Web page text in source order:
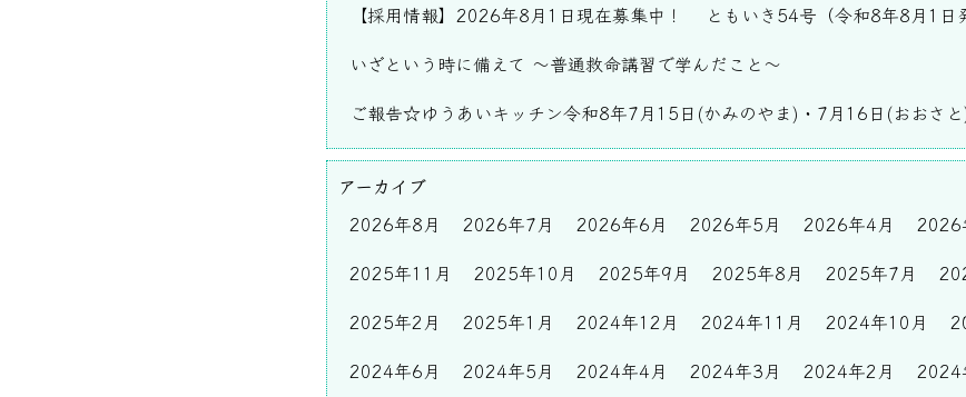
【採用情報】2026年8月1日現在募集中！
ともいき54号（令和8年8月1日
いざという時に備えて ～普通救命講習で学んだこと～
ご報告☆ゆうあいキッチン令和8年7月15日(かみのやま)・7月16日(おおさ
アーカイブ
2026年8月
2026年7月 2026年6月 2026年5月 2026年4月 2026
2025年11月
2025年10月 2025年9月 2025年8月 2025年7月
2025年2月
2025年1月 2024年12月 2024年11月 2024年10月
2024年6月
2024年5月 2024年4月 2024年3月 2024年2月 2024